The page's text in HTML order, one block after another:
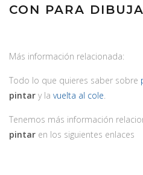
CON PARA
Más información relacionada:
Todo lo que quieres saber sobre
pintar y la vuelta al cole.
Tenemos más información
pintar en los siguientes enlaces